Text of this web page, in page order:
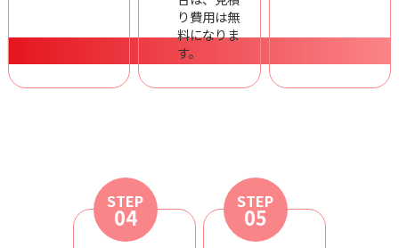
り費用は無
料になりま
す。
STEP
04
STEP
05